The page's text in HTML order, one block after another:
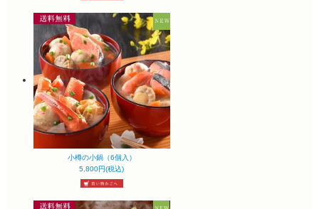
小樽の小鍋（6個入）
5,800円(税込)